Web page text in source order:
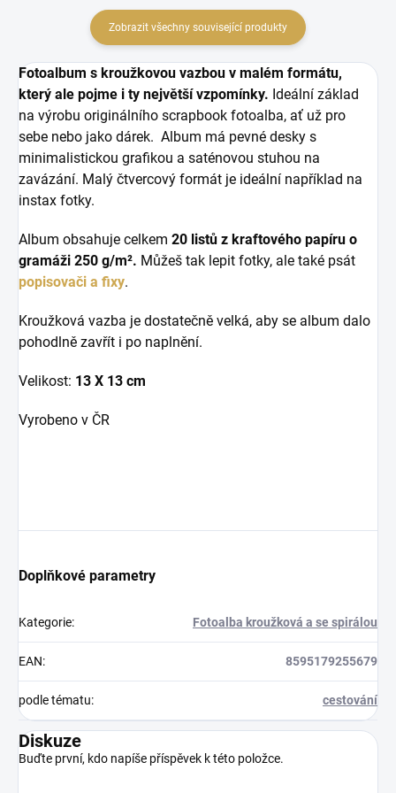
Zobrazit všechny související produkty
Fotoalbum s kroužkovou vazbou v malém formátu,
který ale pojme i ty největší vzpomínky. Ideální základ
na výrobu originálního scrapbook fotoalba, ať už pro
sebe nebo jako dárek. Album má pevné desky s
minimalistickou grafikou a saténovou stuhou na
zavázání. Malý čtvercový formát je ideální například na
instax fotky.
Album obsahuje celkem 20 listů z kraftového papíru o
gramáži 250 g/m². Můžeš tak lepit fotky, ale také psát
popisovači a fixy.
Kroužková vazba je dostatečně velká, aby se album dalo
pohodlně zavřít i po naplnění.
Velikost: 13 X 13 cm
Vyrobeno v ČR
Doplňkové parametry
Kategorie: Fotoalba kroužková a se spirálou
EAN: 8595179255679
podle tématu: cestování
Diskuze
Buďte první, kdo napíše příspěvek k této položce.